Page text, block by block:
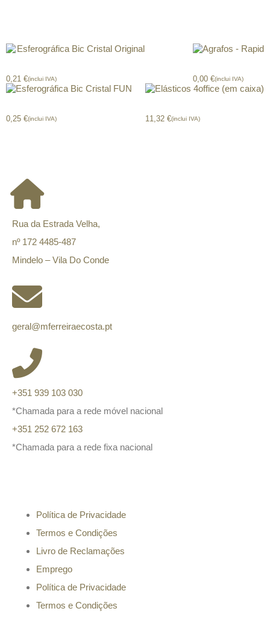
0,21 €(inclui IVA) 0,00 €(inclui IVA)
0,25 €(inclui IVA) 11,32 €(inclui IVA)
Rua da Estrada Velha,
nº 172 4485-487
Mindelo – Vila Do Conde
geral@mferreiraecosta.pt
+351 939 103 030
*Chamada para a rede móvel nacional
+351 252 672 163
*Chamada para a rede fixa nacional
Política de Privacidade
Termos e Condições
Livro de Reclamações
Emprego
Política de Privacidade
Termos e Condições